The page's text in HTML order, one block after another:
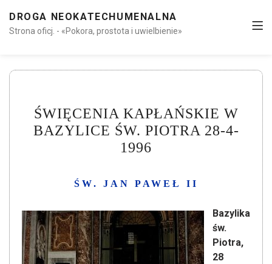
DROGA NEOKATECHUMENALNA
Strona oficj. - «Pokora, prostota i uwielbienie»
ŚWIĘCENIA KAPŁAŃSKIE W
BAZYLICE ŚW. PIOTRA 28-4-
1996
ŚW. JAN PAWEŁ II
Bazylika
św.
Piotra,
28